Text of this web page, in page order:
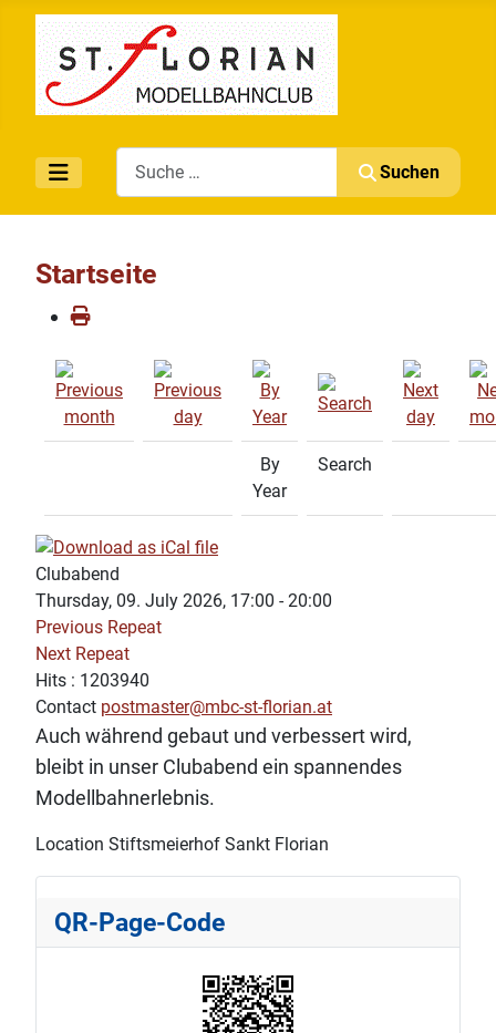
Search
Suchen
Startseite
By
Year
Search
Clubabend
Thursday, 09. July 2026, 17:00 - 20:00
Previous Repeat
Next Repeat
Hits : 1203940
Contact postmaster@mbc-st-florian.at
Auch während gebaut und verbessert wird,
bleibt in unser Clubabend ein spannendes
Modellbahnerlebnis.
Location Stiftsmeierhof Sankt Florian
QR-Page-Code